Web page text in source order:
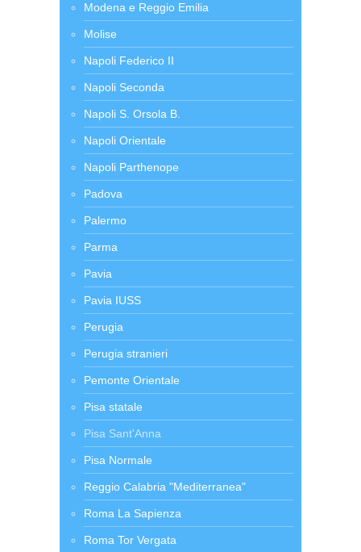
Modena e Reggio Emilia
Molise
Napoli Federico II
Napoli Seconda
Napoli S. Orsola B.
Napoli Orientale
Napoli Parthenope
Padova
Palermo
Parma
Pavia
Pavia IUSS
Perugia
Perugia stranieri
Pemonte Orientale
Pisa statale
Pisa Sant'Anna
Pisa Normale
Reggio Calabria "Mediterranea"
Roma La Sapienza
Roma Tor Vergata